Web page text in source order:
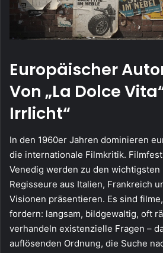
Europäischer
Von „La Dolce
Irrlicht“
In den 1960er Jahren dominieren
die internationale Filmkritik.
Venedig werden zu den wichtigsten
Regisseure aus Italien, Frankreich
Visionen präsentieren. Es sind
fordern: langsam, bildgewaltig, oft
verhandeln existenzielle Fragen –
auflösenden Ordnung, die Suche